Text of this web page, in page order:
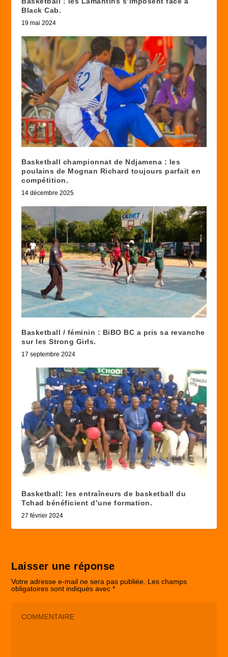
Black Cab.
19 mai 2024
Basketball championnat de Ndjamena : les
poulains de Mognan Richard toujours parfait en
compétition.
14 décembre 2025
Basketball / féminin : BiBO BC a pris sa revanche
sur les Strong Girls.
17 septembre 2024
Basketball: les entraîneurs de basketball du
Tchad bénéficient d’une formation.
27 février 2024
Laisser une réponse
Votre adresse e-mail ne sera pas publiée. Les champs
obligatoires sont indiqués avec*